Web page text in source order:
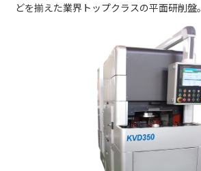
どを揃えた業界トップクラスの平面研削盤。